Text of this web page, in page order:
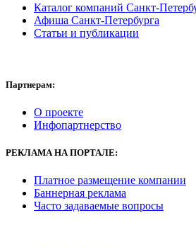
Каталог компаний Санкт-
Афиша Санкт-Петербурга
Статьи и публикации
Партнерам:
О проекте
Инфопартнерство
РЕКЛАМАНА ПОРТАЛЕ:
Платное размещение компании
Баннерная реклама
Часто задаваемые вопросы